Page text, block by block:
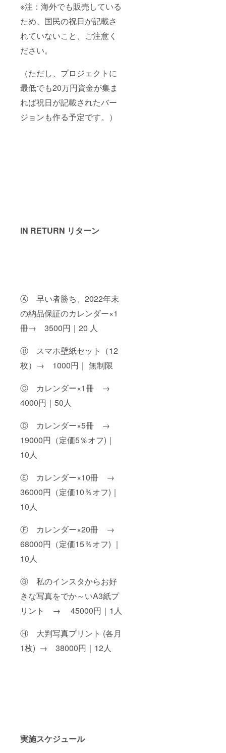
※注：海外でも販売している
ため、国民の祝日が記載さ
れていないこと、ご注意く
ださい。
（ただし、プロジェクトに
最低でも20万円資金が集ま
れば祝日が記載されたバー
ジョンも作る予定です。）
IN RETURN リターン
Ⓐ 早い者勝ち、2022年末
の納品保証のカレンダー×1
冊→ 3500円｜20 人
Ⓑ スマホ壁紙セット（12
枚）→ 1000円｜ 無制限
Ⓒ カレンダー×1冊 →
4000円｜50人
Ⓓ カレンダー×5冊 →
19000円（定価5％オフ)｜
10人
Ⓔ カレンダー×10冊 →
36000円（定価10％オフ)｜
10人
Ⓕ カレンダー×20冊 →
68000円（定価15％オフ) ｜
10人
Ⓖ 私のインスタからお好
きな写真をでか～いA3紙プ
リント → 45000円｜1人
Ⓗ 大判写真プリント (各月
1枚) → 38000円｜12人
実施スケジュール